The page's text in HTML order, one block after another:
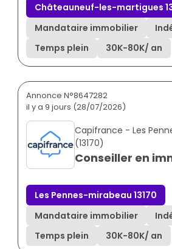
Châteauneuf-les-martigues
Mandataire immobilier
Temps plein
30K-80K/ an
Annonce N°8647282
il y a 9 jours (28/07/2026)
Capifrance - Les
(13170)
Conseiller en
Les Pennes-mirabeau 13170
Mandataire immobilier
Temps plein
30K-80K/ an